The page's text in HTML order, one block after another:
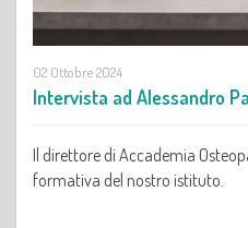
02 Ottobre 2024
Intervista ad Alessandro
Il direttore di Accademia
formativa del nostro istituto.